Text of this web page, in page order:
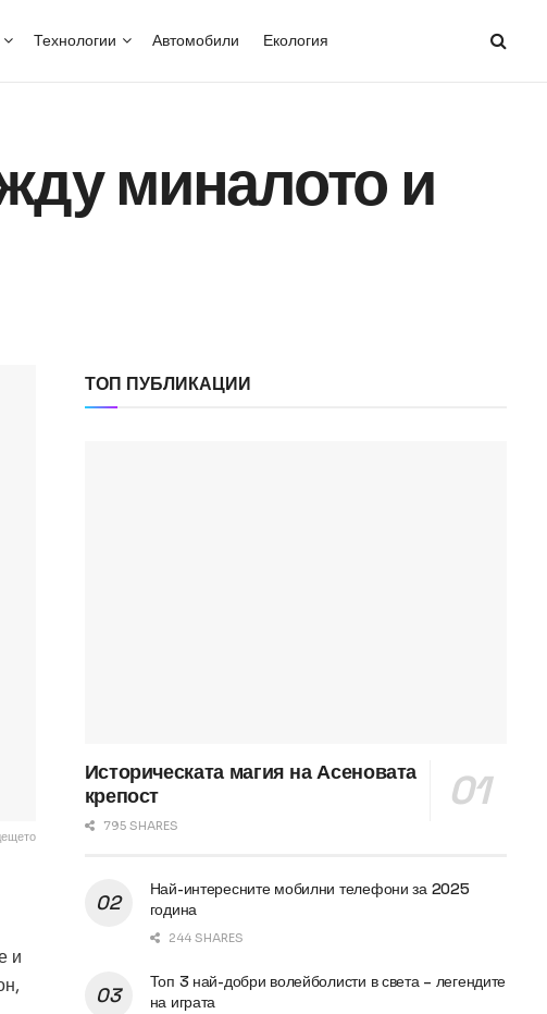
Технологии Автомобили Екология
миналото и
и
ТОП ПУБЛИКАЦИИ
Историческата магия на Асеновата
крепост
795 SHARES
Най-интересните мобилни телефони за 2025
година
244 SHARES
Топ 3 най-добри волейболисти в света – легендите
на играта